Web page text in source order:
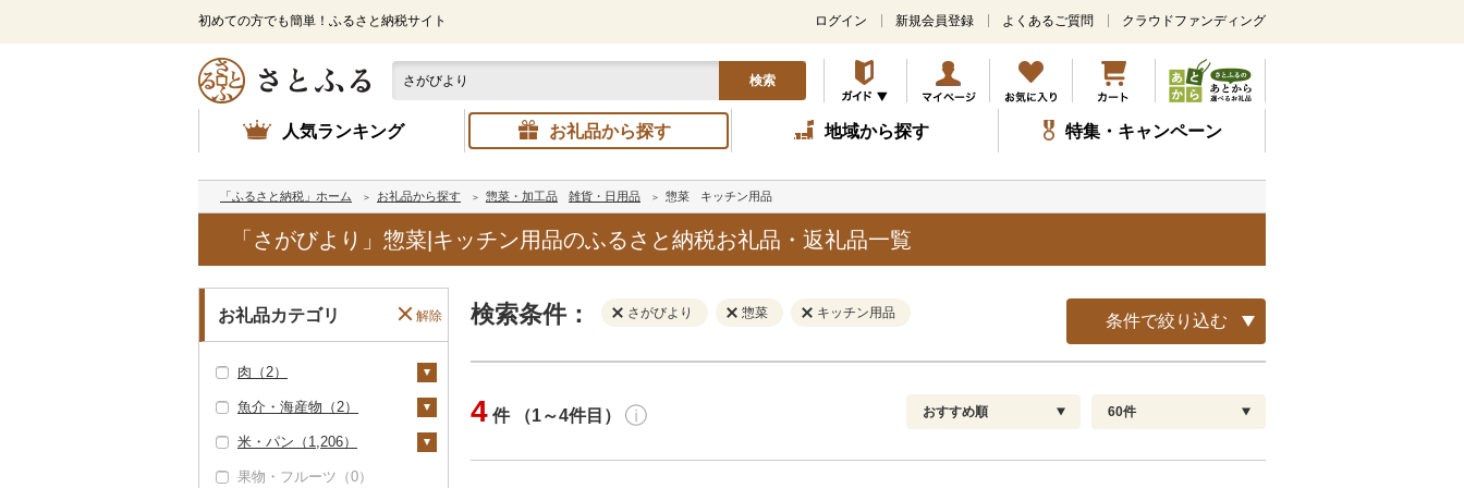
初めての方でも簡単！ふるさと納税サイト
メ
ン
コ
ン
テ
ツ
ッ
ログイン 新規会員登録 よくあるご質問 クラウドファンディング
検索
人気ランキング お礼品から探す 地域から探す 特集・キャンペーン
「ふるさと納税」ホーム お礼品から探す 惣菜・加工品 雑貨・日用品 惣菜 キッチン用品
「さがびより」惣菜|キッチン用品のふるさと納税お礼品・返礼品一覧
お礼品カテゴリ 解除
肉（2）
牛肉（精肉）（1）
ステーキ（1）
すき焼き（0）
牛肉（加工品）（1）
ハンバーグ（1）
豚肉（精肉）（0）
魚介・海産物（2）
カニ（0）
エビ（0）
米・パン（1,206）
米（1,204）
果物・フルーツ（0）
検索条件： さがびより 惣菜 キッチン用品 条件で絞り込む
解除 配送指定 解除
お届け日時指定可
4 件 （1～4件目） おすすめ順 60件